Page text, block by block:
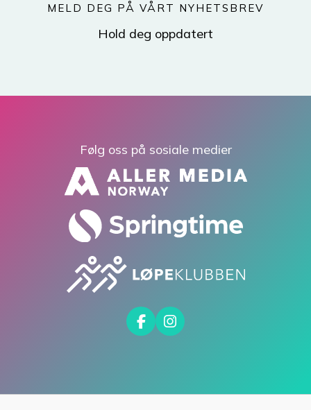
MELD DEG PÅ VÅRT NYHETSBREV
Hold deg oppdatert
Følg oss på sosiale medier